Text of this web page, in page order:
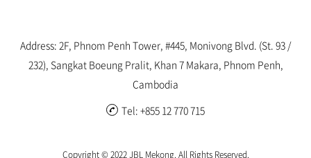
Address: 2F, Phnom Penh Tower, #445, Monivong Blvd. (St. 93 /
232), Sangkat Boeung Pralit, Khan 7 Makara, Phnom Penh,
Cambodia
Tel: +855 12 770 715
Copyright © 2022 JBL Mekong. All Rights Reserved.